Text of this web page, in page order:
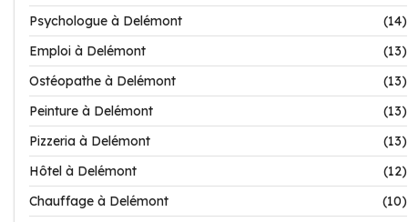
Psychologue à Delémont
(14)
Emploi à Delémont
(13)
Ostéopathe à Delémont
(13)
Peinture à Delémont
(13)
Pizzeria à Delémont
(13)
Hôtel à Delémont
(12)
Chauffage à Delémont
(10)